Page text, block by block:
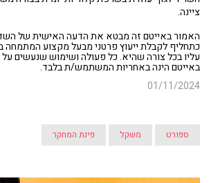
ציינה.
האמור באייטם זה מבטא את הדעה האישית של
כתחליף לקבלת ייעוץ פרטני מבעל מקצוע המתמחה
עליו בכל צורה שהיא. כל פעולה ושימוש שנעשים
באייטם הינה באחריות המשתמש/ת בלבד.
01/11/2024
ספורט משקל פינת המחקר